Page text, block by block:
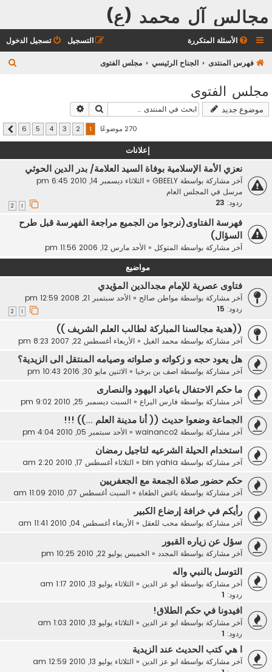
مجالس آل محمد (ع)
الأسئلة المتكررة تسجيل الدخول التسجيل
فهرس المنتدى الجناح الرئيسي مجلس الفتوى
ب
مجلس الفتوى
موضوع جديد بحث
270 موضوعًا 2
3
4
5
6 التالي
إعلانات
نعزي الأمة الإسلامية بوفاة السيد العلامة/ بدر الدين الحوثي
آخر مشاركة بواسطة GBEELY
« الثلاثاء ديسمبر 14, 2010 6:45 pm
مرسل في المجلس العام
ردود: 23
فهرسة الفتاوى(نرجوا من الجميع مراجعة الفهرسة قبل طرح
السؤال)
آخر مشاركة بواسطة المتوكل « الأحد مارس 12, 2006 11:56 pm
مواضيع
فتاوى عصرية للإمام مجدالدين المؤيدي
آخر مشاركة بواسطة مواطن صالح« الأحد سبتمبر 21, 2008 12:59 pm
ردود: 15
((هدية مجالسنا المباركة لطالب العلم الشريف ))
آخر مشاركة بواسطة محمد الغيل « الأربعاء أغسطس 22, 2007 8:23 pm
هل يعود حجه و زكواته و صلواته وصيامه المنتقل الى الزيدية؟
آخر مشاركة بواسطة اصف بن برخيا« الاثنين مايو 30, 2016 10:43 pm
ما حكم الاحتفال باعياد اليهود والنصارى
آخر مشاركة بواسطة فارس اليراع« السبت ديسمبر 25, 2010 9:02 pm
الجماعة وضعوا حديث (( أنا مدينة العلم ...)) !!!
آخر مشاركة بواسطة wainanco2
« الأحد سبتمبر 05, 2010 4:04 pm
استخدام الحيلة الشرعيه لتاجيل رمضان
آخر مشاركة بواسطة bin yahia
« الثلاثاء أغسطس 17, 2010 2:20 am
حكم حضور صلاة الجمعة مع الجعفريين
آخر مشاركة بواسطة باغض الطغاة« السبت أغسطس 07, 2010 11:09 am
رأيكم في خرافة إرضاع الكبير
آخر مشاركة بواسطة محب للعقل « الأربعاء أغسطس 04, 2010 11:41 am
سؤل عن زياره القبور
آخر مشاركة بواسطة المجدد« الخميس يوليو 22, 2010 10:25 pm
التوسل بالنبي واله
آخر مشاركة بواسطة ابو عز الدين« الثلاثاء يوليو 13, 2010 1:17 am
ردود:
افيدونا في حكم الطلاق!
آخر مشاركة بواسطة ابو عز الدين« الثلاثاء يوليو 13, 2010 1:03 am
ردود:
ا هي كتب الحديث عند الزيدية
آخر مشاركة بواسطة ابو عز الدين« الثلاثاء يوليو 13, 2010 12:59 am